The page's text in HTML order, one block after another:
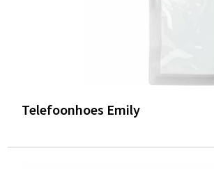
Telefoonhoes Emily